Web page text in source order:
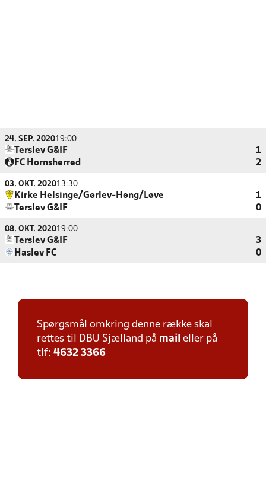
24. SEP. 202019:00
Terslev G&IF
1
FC Hornsherred
2
03. OKT. 202013:30
Kirke Helsinge/Gørlev-Høng/Løve
1
Terslev G&IF
0
08. OKT. 202019:00
Terslev G&IF
3
Haslev FC
0
Spørgsmål omkring denne række skal
rettes til DBU Sjælland på mail eller på
tlf: 4632 3366